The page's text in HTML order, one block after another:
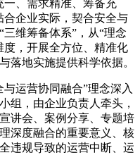
一、需求精准、筹备充
合企业实际，契合安全与
维筹备体系”，从“理念
度，开展全方位、精准化
落地实施提供科学依据。
运营协同融合”理念深入
组，由企业负责人牵头，
讲会、案例分享、专题培
深度融合的重要意义、核
违规导致的运营中断、运